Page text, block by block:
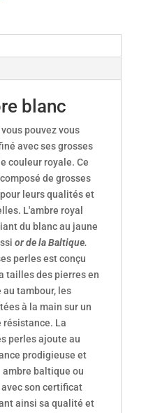
blanc
pouvez vous
avec ses grosses
couleur royale. Ce
de grosses
leurs qualités et
L'ambre royal
du blanc au jaune
or de la Baltique.
perles est conçu
tailles des pierres en
tambour, les
à la main sur un
La
perles ajoute au
prodigieuse et
baltique ou
son certificat
ainsi sa qualité et